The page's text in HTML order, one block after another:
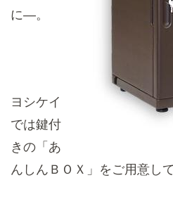
に―。
ヨシケイ
では鍵付
きの「あ
んしんＢＯＸ」をご用意し